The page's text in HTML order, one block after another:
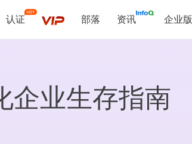
认证 部落 资讯 企业版
企业生存指南